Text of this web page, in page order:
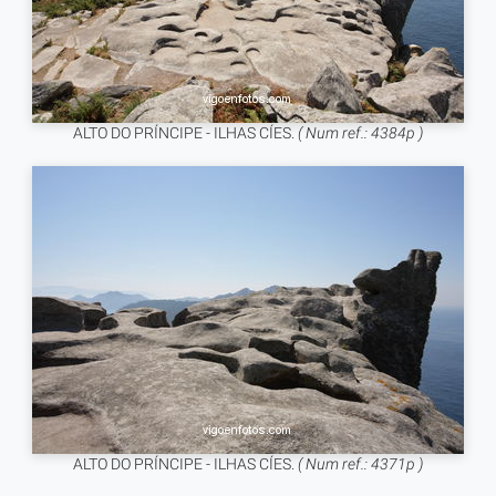
ALTO DO PRÍNCIPE - ILHAS CÍES. ( Num ref.: 4384p )
ALTO DO PRÍNCIPE - ILHAS CÍES. ( Num ref.: 4371p )